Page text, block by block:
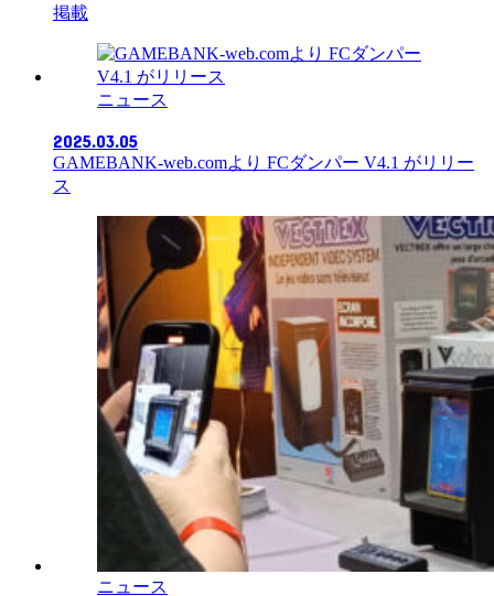
掲載
ニュース
2025.03.05
GAMEBANK-web.comより FCダンパー V4.1 がリリー
ス
ニュース